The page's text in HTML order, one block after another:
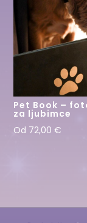
Pet Book –
za ljubimce
Od 72,00€